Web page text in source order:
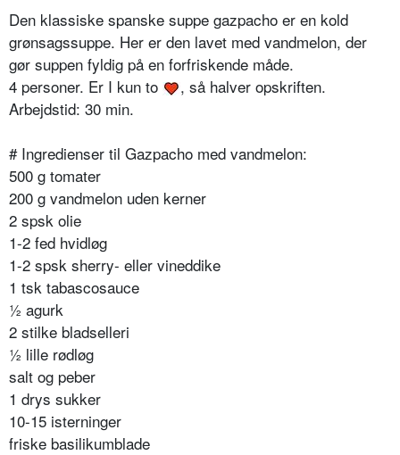
Den klassiske spanske suppe gazpacho er en kold
grønsagssuppe. Her er den lavet med vandmelon, der
gør suppen fyldig på en forfriskende måde.
4 personer. Er I kun to
, så halver opskriften.
Arbejdstid: 30 min.
# Ingredienser til Gazpacho med vandmelon:
500 g tomater
200 g vandmelon uden kerner
2 spsk olie
1-2 fed hvidløg
1-2 spsk sherry- eller vineddike
1 tsk tabascosauce
½ agurk
2 stilke bladselleri
½ lille rødløg
salt og peber
1 drys sukker
10-15 isterninger
friske basilikumblade